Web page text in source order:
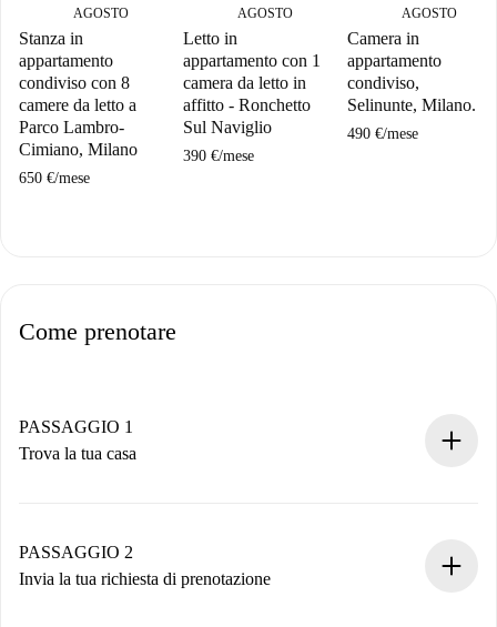
AGOSTO
Stanza in
appartamento
condiviso con 8
camere da letto a
Parco Lambro-
Cimiano, Milano
650 €/mese
AGOSTO
Letto in
appartamento con 1
camera da letto in
affitto - Ronchetto
Sul Naviglio
390 €/mese
AGOSTO
Camera in
appartamento
condiviso,
Selinunte, Milano.
490 €/mese
Come prenotare
PASSAGGIO 1
Trova la tua casa
Hai tutte le informazioni necessarie in anticipo.
PASSAGGIO 2
Invia la tua richiesta di prenotazione